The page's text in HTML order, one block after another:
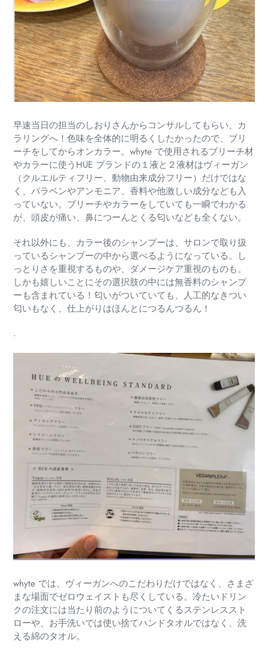
早速当日の担当のしおりさんからコンサルしてもらい、カ
ラリングへ！色味を全体的に明るくしたかったので、ブリ
ーチをしてからオンカラー。whyte で使用されるブリーチ材
やカラーに使うHUE ブランドの１液と２液材はヴィーガン
（クルエルティフリー、動物由来成分フリー）だけではな
く、パラベンやアンモニア、香料や他激しい成分なども入
っていない。ブリーチやカラーをしていても一瞬でわかる
が、頭皮が痛い、鼻につーんとくる匂いなども全くない。
それ以外にも、カラー後のシャンプーは、サロンで取り扱
っているシャンプーの中から選べるようになっている。し
っとりさを重視するものや、ダメージケア重視のものも。
しかも嬉しいことにその選択肢の中には無香料のシャンプ
ーも含まれている！匂いがついていても、人工的なきつい
匂いもなく、仕上がりはほんとにつるんつるん！
.
whyte では、ヴィーガンへのこだわりだけではなく、さまざ
まな場面でゼロウェイストも尽くしている。冷たいドリン
クの注文には当たり前のようについてくるステンレススト
ローや、お手洗いでは使い捨てハンドタオルではなく、洗
える綿のタオル。